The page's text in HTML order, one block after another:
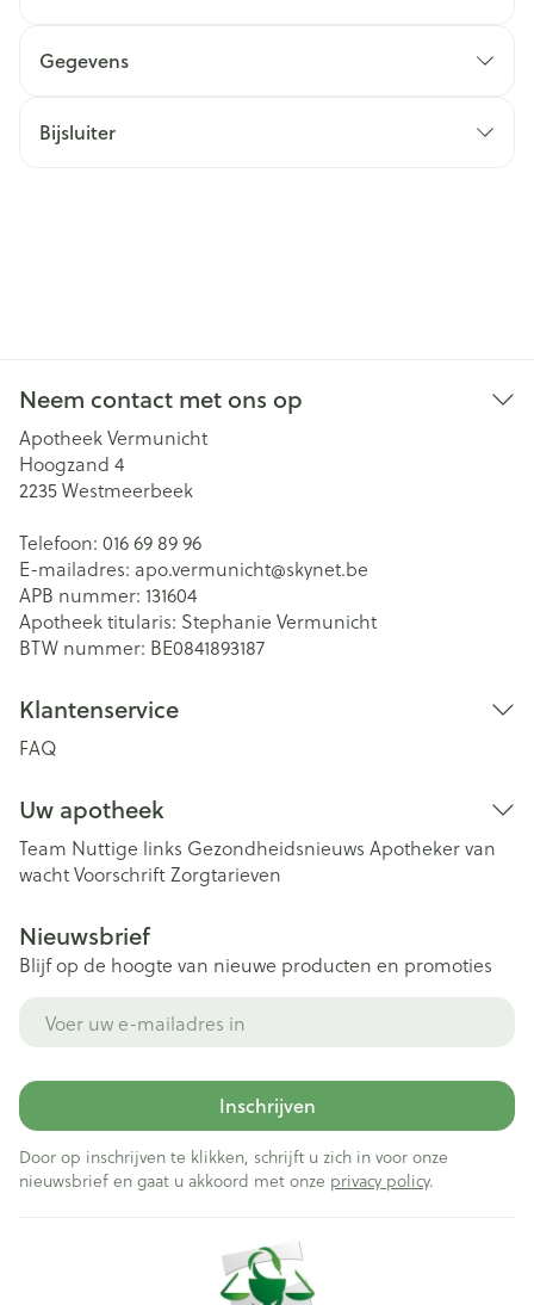
Gegevens
Bijsluiter
Neem contact met ons op
Apotheek Vermunicht
Hoogzand 4
2235Westmeerbeek
Telefoon: 016 69 89 96
E-mailadres: apo.vermunicht@skynet.be
APB nummer: 131604
Apotheek titularis: Stephanie Vermunicht
BTW nummer: BE0841893187
Klantenservice
FAQ
Uw apotheek
Team Nuttige links Gezondheidsnieuws Apotheker van
wachtVoorschriftZorgtarieven
Nieuwsbrief
Blijf op de hoogte van nieuwe producten en promoties
Inschrijven
Door op inschrijven te klikken, schrijft u zich in voor onze
nieuwsbrief en gaat u akkoord met onze privacy policy.